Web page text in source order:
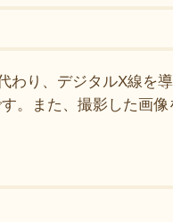
わり、デジタルX線を
。また、撮影した画